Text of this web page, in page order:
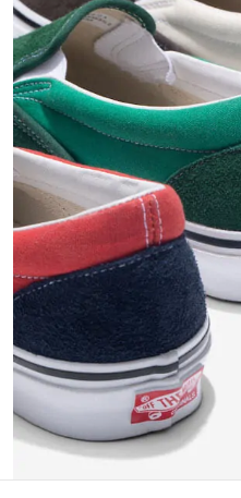
#ESSENTIAL DESIGNS
#NEW VINTAGE #マイ
#路地裏てぃーん。
#GH 銘品の所以 #フイ
#Commune H
#ととけん #FASHION
#LIFESTYLE
#SPORTS